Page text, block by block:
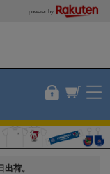
powered by
荷。